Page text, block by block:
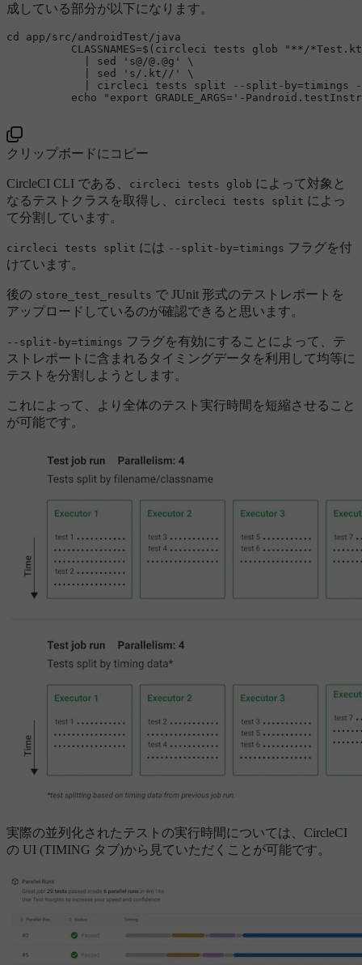
成している部分が以下になります。
cd
app/src/androidTest/java
          CLASSNAMES=$(circleci tests glob
"**/
            | sed
's@/@.@g'
\
            | sed
's/.kt//'
\
            | circleci tests
split --split-by=timings --
echo
"export GRADLE_ARGS='-
クリップボードにコピー
CircleCI CLI である、 circleci tests glob によって対象と
なるテストクラスを取得し、
circleci tests split によっ
て分割しています。
circleci tests split には --split-by=timings フラグを付
けています。
後の store_test_results で JUnit 形式のテストレポートを
アップロードしているのが確認できると思います。
--split-by=timings フラグを有効にすることによって、テ
ストレポートに含まれるタイミングデータを利用して均等に
テストを分割しようとします。
これによって、より全体のテスト実行時間を短縮させること
が可能です。
実際の並列化されたテストの実行時間については、CircleCI
の UI (TIMING タブ)から見ていただくことが可能です。